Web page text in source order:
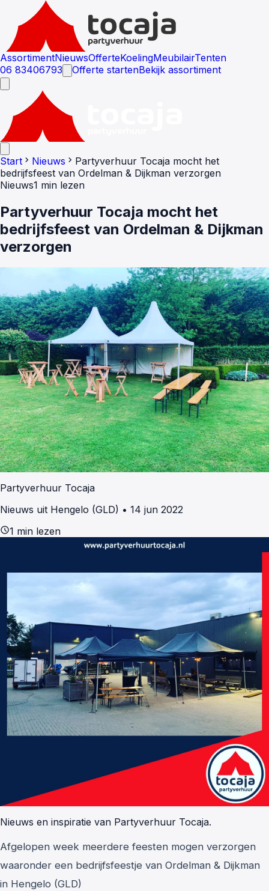
AssortimentNieuwsOfferteKoelingMeubilairTenten
06 83406793
Offerte startenBekijk assortiment
Start chevron_right Nieuws chevron_right Partyverhuur Tocaja mocht het
bedrijfsfeest van Ordelman & Dijkman verzorgen
Nieuws1 min lezen
Partyverhuur Tocaja mocht het
bedrijfsfeest van Ordelman & Dijkman
verzorgen
Partyverhuur Tocaja
Nieuws uit Hengelo (GLD) • 14 jun 2022
schedule1 min lezen
Nieuws en inspiratie van Partyverhuur Tocaja.
Afgelopen week meerdere feesten mogen verzorgen
waaronder een bedrijfsfeestje van Ordelman & Dijkman
in Hengelo (GLD)